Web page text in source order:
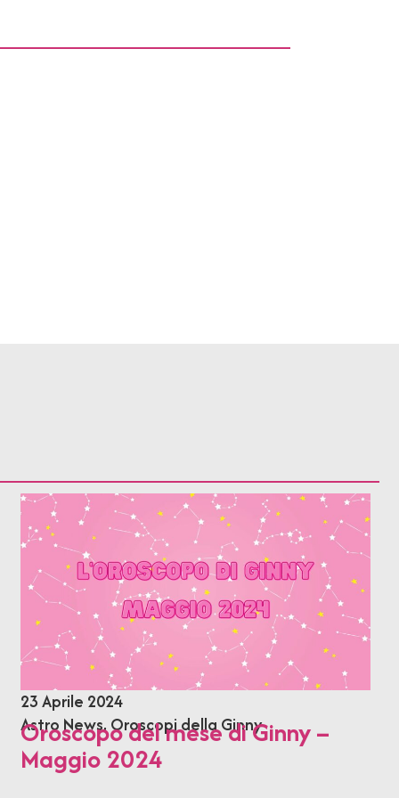
23 Aprile 2024
Astro News,Oroscopi della Ginny
Oroscopo del mese di Ginny –
Maggio 2024